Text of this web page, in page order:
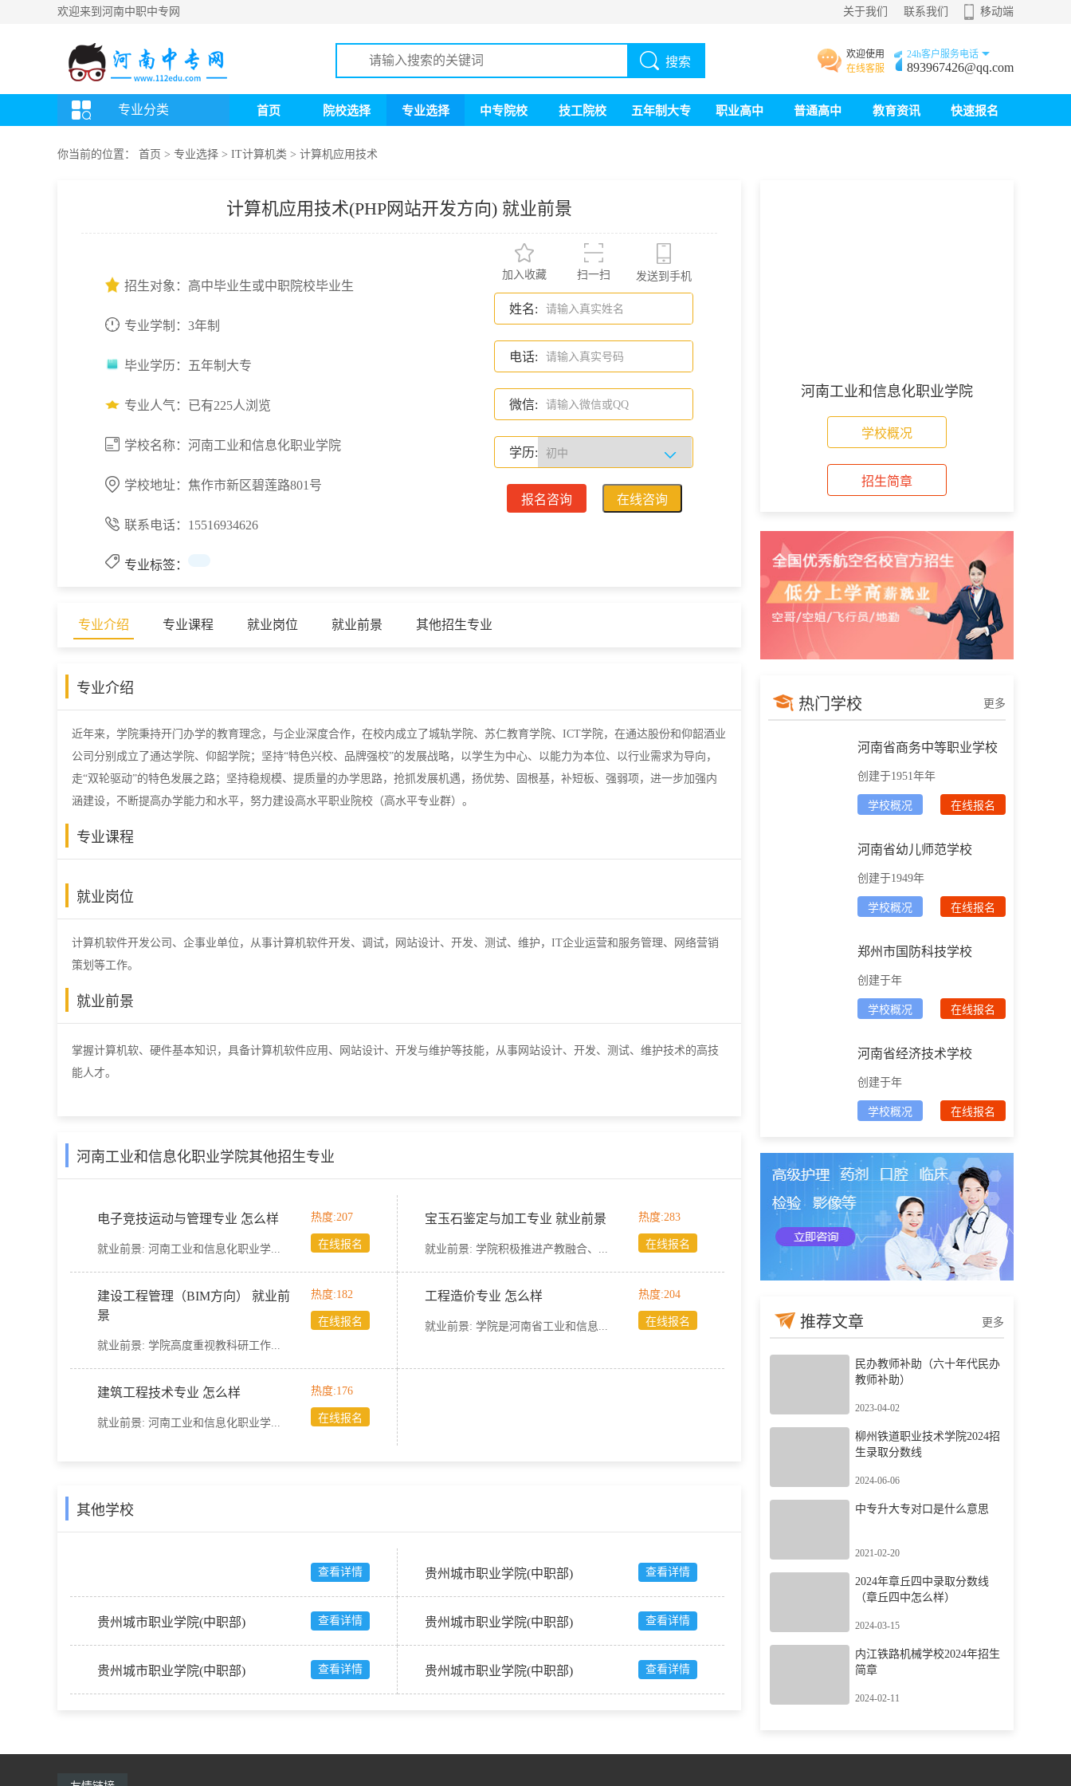
欢迎来到河南中职中专网 关于我们 联系我们 移动端
搜索
欢迎使用
在线客服
24h客户服务电话
893967426@qq.com
专业分类 首页 院校选择 专业选择 中专院校 技工院校 五年制大专 职业高中 普通高中 教育资讯 快速报名
你当前的位置： 首页 > 专业选择 > IT计算机类 > 计算机应用技术
计算机应用技术(PHP网站开发方向) 就业前景
招生对象：高中毕业生或中职院校毕业生
专业学制：3年制
毕业学历：五年制大专
专业人气：已有225人浏览
学校名称：河南工业和信息化职业学院
学校地址：焦作市新区碧莲路801号
联系电话：15516934626
专业标签：
加入收藏 扫一扫 发送到手机
姓名:
电话:
微信:
学历:
报名咨询
专业介绍 专业课程 就业岗位 就业前景 其他招生专业
专业介绍
近年来，学院秉持开门办学的教育理念，与企业深度合作，在校内成立了城轨学院、苏仁教育学院、ICT学院，在通达股份和仰韶酒业
公司分别成立了通达学院、仰韶学院；坚持“特色兴校、品牌强校”的发展战略，以学生为中心、以能力为本位、以行业需求为导向，
走“双轮驱动”的特色发展之路；坚持稳规模、提质量的办学思路，抢抓发展机遇，扬优势、固根基，补短板、强弱项，进一步加强内
涵建设，不断提高办学能力和水平，努力建设高水平职业院校（高水平专业群）。
专业课程
就业岗位
计算机软件开发公司、企事业单位，从事计算机软件开发、调试，网站设计、开发、测试、维护，IT企业运营和服务管理、网络营销
策划等工作。
就业前景
掌握计算机软、硬件基本知识，具备计算机软件应用、网站设计、开发与维护等技能，从事网站设计、开发、测试、维护技术的高技
能人才。
河南工业和信息化职业学院其他招生专业
电子竞技运动与管理专业 怎么样
就业前景: 河南工业和信息化职业学...
热度:207
在线报名
宝玉石鉴定与加工专业 就业前景
就业前景: 学院积极推进产教融合、...
热度:283
在线报名
建设工程管理（BIM方向） 就业前
景
就业前景: 学院高度重视教科研工作...
热度:182
在线报名
工程造价专业 怎么样
就业前景: 学院是河南省工业和信息...
热度:204
在线报名
建筑工程技术专业 怎么样
就业前景: 河南工业和信息化职业学...
热度:176
在线报名
其他学校
查看详情 贵州城市职业学院(中职部) 查看详情
贵州城市职业学院(中职部) 查看详情 贵州城市职业学院(中职部) 查看详情
贵州城市职业学院(中职部) 查看详情 贵州城市职业学院(中职部) 查看详情
河南工业和信息化职业学院
学校概况
招生简章
热门学校 更多
河南省商务中等职业学校
创建于1951年年
学校概况 在线报名
河南省幼儿师范学校
创建于1949年
学校概况 在线报名
郑州市国防科技学校
创建于年
学校概况 在线报名
河南省经济技术学校
创建于年
学校概况 在线报名
推荐文章 更多
民办教师补助（六十年代民办
教师补助）
2023-04-02
柳州铁道职业技术学院2024招
生录取分数线
2024-06-06
中专升大专对口是什么意思
2021-02-20
2024年章丘四中录取分数线
（章丘四中怎么样）
2024-03-15
内江铁路机械学校2024年招生
简章
2024-02-11